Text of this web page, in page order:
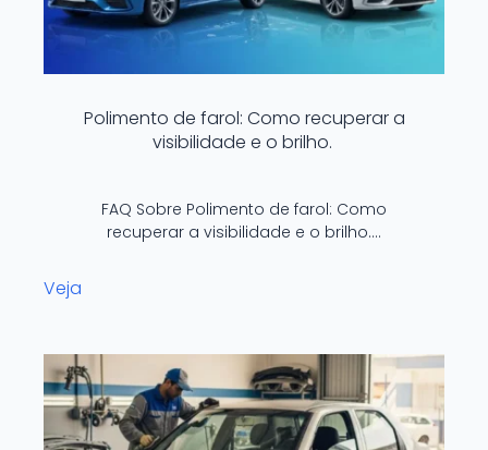
Polimento de farol: Como recuperar a
visibilidade e o brilho.
FAQ Sobre Polimento de farol: Como
recuperar a visibilidade e o brilho.…
Veja